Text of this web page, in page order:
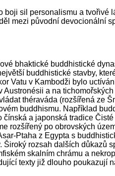
boji sil personalismu a tvořivé
mezi původní devocionální
bhaktické buddhistické
buddhistické stavby,
Vatu v Kambodži bylo
Austronésii a na
théraváda (rozšířená ze
buddhismu. Například
čínská a japonská tradice
rozšířený po obrovských
Ptaha z Egypta s
rozsah dalších důkazů
skalním chrámu a
texty již dlouho poukazují